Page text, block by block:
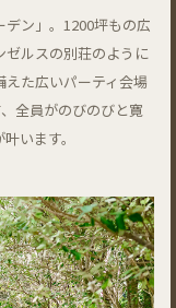
ン」。1200坪もの広
ルスの別荘のように
た広いパーティ会場
全員がのびのびと寛
います。